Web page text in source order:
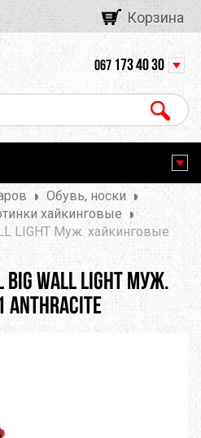
Корзина
067 173 40 30
Обувь, носки
хайкинговые
LIGHT Муж. хайкинговые
WALL LIGHT Муж.
Anthracite